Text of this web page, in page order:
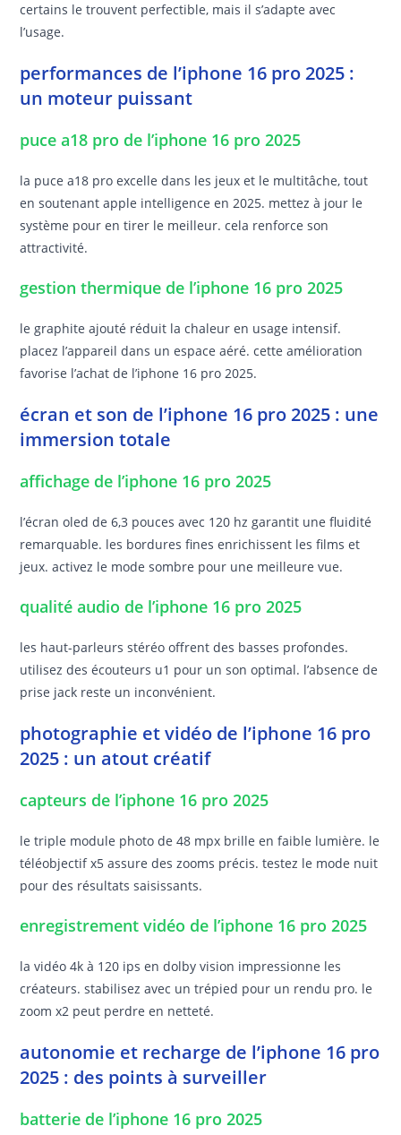
certains le trouvent perfectible, mais il s’adapte avec
l’usage.
performances de l’iphone 16 pro 2025 :
un moteur puissant
puce a18 pro de l’iphone 16 pro 2025
la puce a18 pro excelle dans les jeux et le multitâche, tout
en soutenant apple intelligence en 2025. mettez à jour le
système pour en tirer le meilleur. cela renforce son
attractivité.
gestion thermique de l’iphone 16 pro 2025
le graphite ajouté réduit la chaleur en usage intensif.
placez l’appareil dans un espace aéré. cette amélioration
favorise l’achat de l’iphone 16 pro 2025.
écran et son de l’iphone 16 pro 2025 : une
immersion totale
affichage de l’iphone 16 pro 2025
l’écran oled de 6,3 pouces avec 120 hz garantit une fluidité
remarquable. les bordures fines enrichissent les films et
jeux. activez le mode sombre pour une meilleure vue.
qualité audio de l’iphone 16 pro 2025
les haut-parleurs stéréo offrent des basses profondes.
utilisez des écouteurs u1 pour un son optimal. l’absence de
prise jack reste un inconvénient.
photographie et vidéo de l’iphone 16 pro
2025 : un atout créatif
capteurs de l’iphone 16 pro 2025
le triple module photo de 48 mpx brille en faible lumière. le
téléobjectif x5 assure des zooms précis. testez le mode nuit
pour des résultats saisissants.
enregistrement vidéo de l’iphone 16 pro 2025
la vidéo 4k à 120 ips en dolby vision impressionne les
créateurs. stabilisez avec un trépied pour un rendu pro. le
zoom x2 peut perdre en netteté.
autonomie et recharge de l’iphone 16 pro
2025 : des points à surveiller
batterie de l’iphone 16 pro 2025